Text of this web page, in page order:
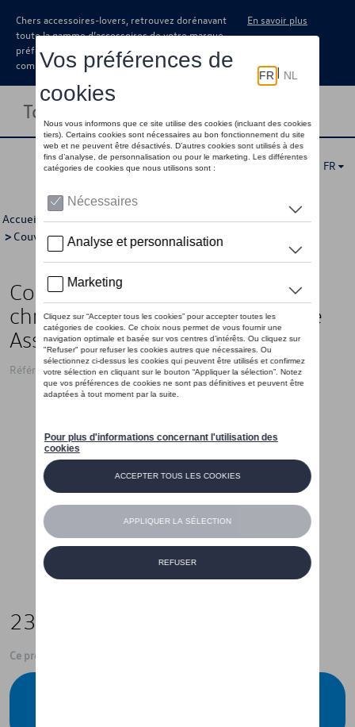
Chers accessoires-lovers, retrouvez dorénavant
toute la gamme d’accessoires de votre marque
préférée sous forme de catalogue à
commander auprès de votre concessionaire.
En savoir plus
Toggle navigation
FR
Accueil >Catalogue Volkswagen >Sport et design
> Couvre-rétroviseurs > Détail
Coques de rétroviseur, Effet
chrome, mat, véhicules sans Side
Assist
Référence: 5H0072530 69D
234,99 €
Ce produit n'est actuellement pas de stock